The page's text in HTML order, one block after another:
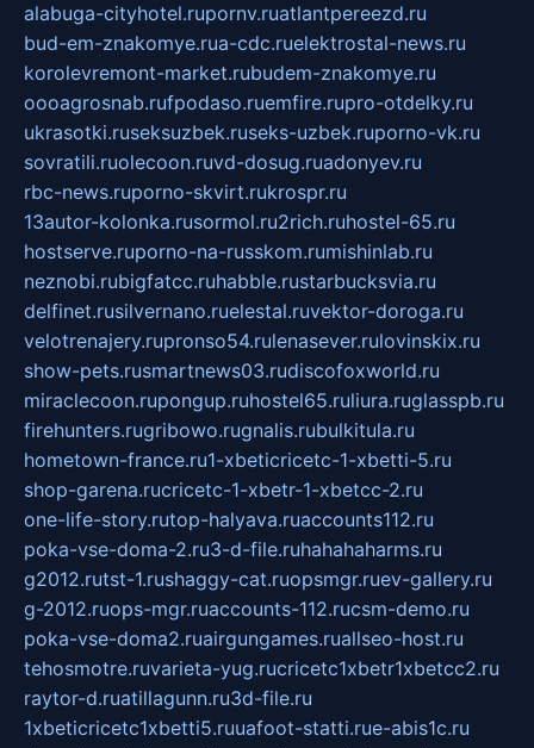
alabuga-cityhotel.rupornv.ruatlantpereezd.ru
bud-em-znakomye.rua-cdc.ruelektrostal-news.ru
korolevremont-market.rubudem-znakomye.ru
oooagrosnab.rufpodaso.ruemfire.rupro-otdelky.ru
ukrasotki.ruseksuzbek.ruseks-uzbek.ruporno-vk.ru
sovratili.ruolecoon.ruvd-dosug.ruadonyev.ru
rbc-news.ruporno-skvirt.rukrospr.ru
13autor-kolonka.rusormol.ru2rich.ruhostel-65.ru
hostserve.ruporno-na-russkom.rumishinlab.ru
neznobi.rubigfatcc.ruhabble.rustarbucksvia.ru
delfinet.rusilvernano.ruelestal.ruvektor-doroga.ru
velotrenajery.rupronso54.rulenasever.rulovinskix.ru
show-pets.rusmartnews03.rudiscofoxworld.ru
miraclecoon.rupongup.ruhostel65.ruliura.ruglasspb.ru
firehunters.rugribowo.rugnalis.rubulkitula.ru
hometown-france.ru1-xbeticricetc-1-xbetti-5.ru
shop-garena.rucricetc-1-xbetr-1-xbetcc-2.ru
one-life-story.rutop-halyava.ruaccounts112.ru
poka-vse-doma-2.ru3-d-file.ruhahahaharms.ru
g2012.rutst-1.rushaggy-cat.ruopsmgr.ruev-gallery.ru
g-2012.ruops-mgr.ruaccounts-112.rucsm-demo.ru
poka-vse-doma2.ruairgungames.ruallseo-host.ru
tehosmotre.ruvarieta-yug.rucricetc1xbetr1xbetcc2.ru
raytor-d.ruatillagunn.ru3d-file.ru
1xbeticricetc1xbetti5.ruuafoot-statti.rue-abis1c.ru